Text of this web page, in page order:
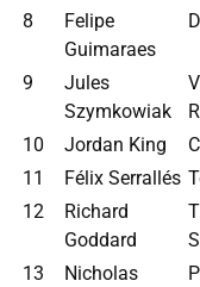
8
Felipe
Guimaraes
9
Jules
Szymkowiak
10 Jordan King
11
Félix Serrallés
12
Richard
Goddard
13
Nicholas